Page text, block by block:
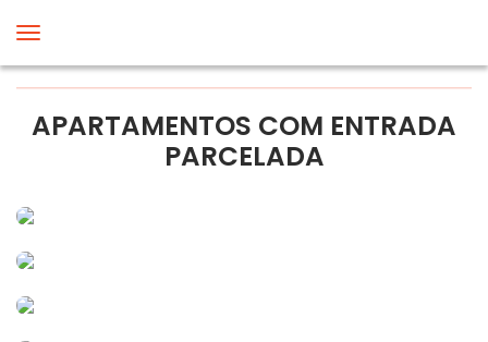
APARTAMENTOS COM ENTRADA
PARCELADA